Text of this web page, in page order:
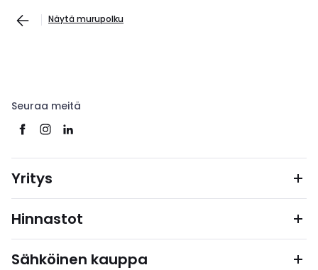
Näytä murupolku
Seuraa meitä
Yritys
Hinnastot
Sähköinen kauppa